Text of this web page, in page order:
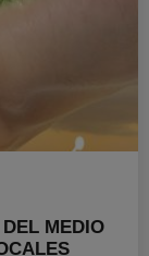
MEDIO